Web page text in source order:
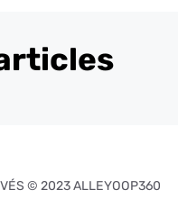
© 2023 ALLEYOOP360